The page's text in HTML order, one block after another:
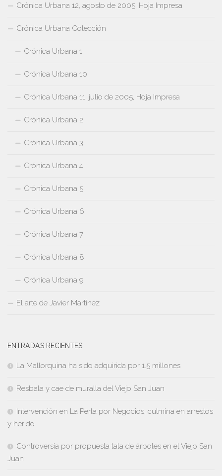
Crónica Urbana 12, agosto de 2005, Hoja Impresa
Crónica Urbana Colección
Crónica Urbana 1
Crónica Urbana 10
Crónica Urbana 11, julio de 2005, Hoja Impresa
Crónica Urbana 2
Crónica Urbana 3
Crónica Urbana 4
Crónica Urbana 5
Crónica Urbana 6
Crónica Urbana 7
Crónica Urbana 8
Crónica Urbana 9
El arte de Javier Martinez
ENTRADAS RECIENTES
La Mallorquina ha sido adquirida por 1.5 millones
Resbala y cae de muralla del Viejo San Juan
Intervención en La Perla por Negocios, culmina en arrestos
y herido
Controversia por propuesta tala de árboles en el Viejo San
Juan